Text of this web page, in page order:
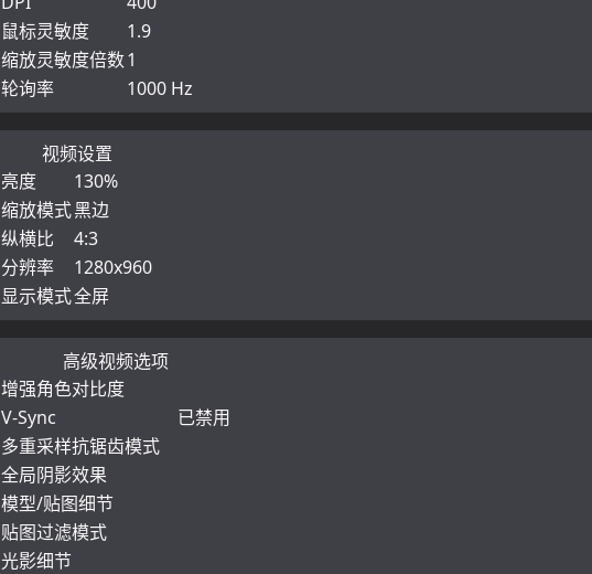
鼠标灵敏度
1.9
缩放灵敏度倍数1
轮询率
1000 Hz
视频设置
亮度
130%
缩放模式黑边
纵横比
4:3
分辨率
1280x960
显示模式全屏
高级视频选项
增强角色对比度
V-Sync
已禁用
多重采样抗锯齿模式
全局阴影效果
模型/贴图细节
贴图过滤模式
光影细节